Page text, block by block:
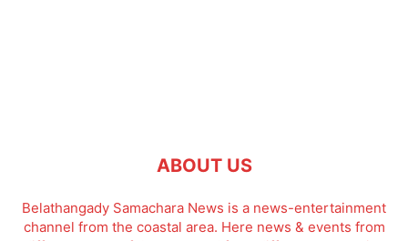
ABOUT US
Belathangady Samachara News is a news-entertainment
channel from the coastal area. Here news & events from